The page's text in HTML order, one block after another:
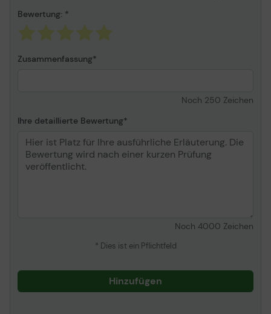
Bewertung:
Zusammenfassung
Noch 250 Zeichen
Ihre detaillierte Bewertung
Noch 4000 Zeichen
* Dies ist ein Pflichtfeld
Hinzufügen